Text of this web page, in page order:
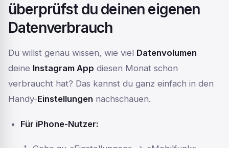
überprüfst du deinen eigenen
Datenverbrauch
Du willst genau wissen, wie viel Datenvolumen
deine Instagram App diesen Monat schon
verbraucht hat? Das kannst du ganz einfach in den
Handy-Einstellungen nachschauen.
Für iPhone-Nutzer: